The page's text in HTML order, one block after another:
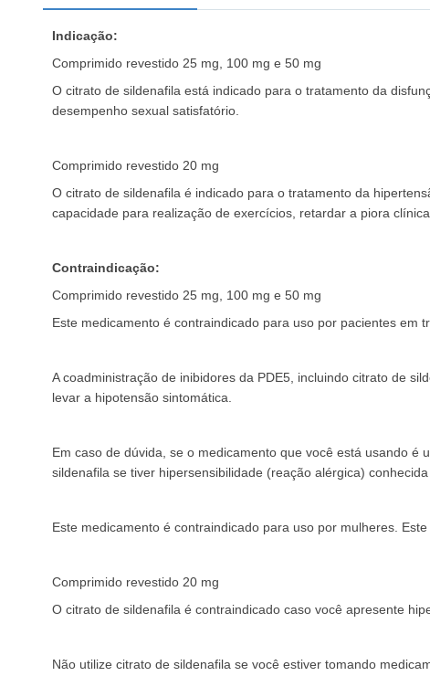
Indicação:
Comprimido revestido 25 mg, 100 mg e 50 mg
O citrato de sildenafila está indicado para o tratamento da
desempenho sexual satisfatório.
Comprimido revestido 20 mg
O citrato de sildenafila é indicado para o tratamento da
capacidade para realização de exercícios, retardar a piora
Contraindicação:
Comprimido revestido 25 mg, 100 mg e 50 mg
Este medicamento é contraindicado para uso por pacientes em
A coadministração de inibidores da PDE5, incluindo citrato de
levar a hipotensão sintomática.
Em caso de dúvida, se o medicamento que você está usando
sildenafila se tiver hipersensibilidade (reação alérgica)
Este medicamento é contraindicado para uso por mulheres.
Comprimido revestido 20 mg
O citrato de sildenafila é contraindicado caso você apresente
Não utilize citrato de sildenafila se você estiver tomando